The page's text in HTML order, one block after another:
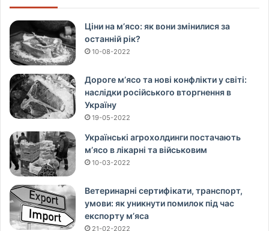
Ціни на м’ясо: як вони змінилися за
останній рік?
10-08-2022
Дороге м’ясо та нові конфлікти у світі:
наслідки російського вторгнення в
Україну
19-05-2022
Українські агрохолдинги постачають
м’ясо в лікарні та військовим
10-03-2022
Ветеринарні сертифікати, транспорт,
умови: як уникнути помилок під час
експорту м’яса
21-02-2022